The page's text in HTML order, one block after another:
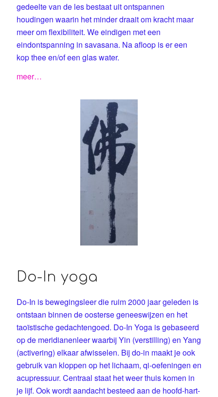
gedeelte van de les bestaat uit ontspannen
houdingen waarin het minder draait om kracht maar
meer om flexibiliteit. We eindigen met een
eindontspanning in savasana. Na afloop is er een
kop thee en/of een glas water.
meer…
Do-In yoga
Do-In is bewegingsleer die ruim 2000 jaar geleden is
ontstaan binnen de oosterse geneeswijzen en het
taoïstische gedachtengoed. Do-In Yoga is gebaseerd
op de meridianenleer waarbij Yin (verstilling) en Yang
(activering) elkaar afwisselen. Bij do-in maakt je ook
gebruik van kloppen op het lichaam, qi-oefeningen en
acupressuur. Centraal staat het weer thuis komen in
je lijf. Ook wordt aandacht besteed aan de hoofd-hart-